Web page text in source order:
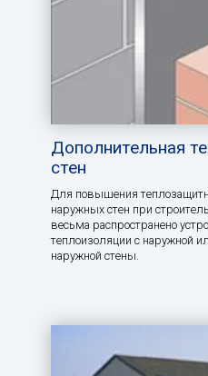
Дополнительная
стен
Для повышения
наружных стен при
весьма распространено
теплоизоляции с наружной
наружной стены.